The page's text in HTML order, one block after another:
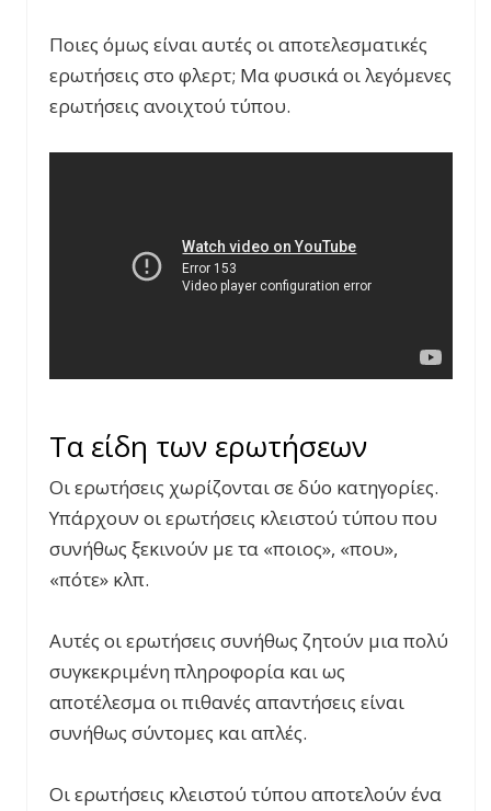
Ποιες όμως είναι αυτές οι αποτελεσματικές
ερωτήσεις στο φλερτ; Μα φυσικά οι λεγόμενες
ερωτήσεις ανοιχτού τύπου.
Τα είδη των ερωτήσεων
Οι ερωτήσεις χωρίζονται σε δύο κατηγορίες.
Υπάρχουν οι ερωτήσεις κλειστού τύπου που
συνήθως ξεκινούν με τα «ποιος», «που»,
«πότε» κλπ.
Αυτές οι ερωτήσεις συνήθως ζητούν μια πολύ
συγκεκριμένη πληροφορία και ως
αποτέλεσμα οι πιθανές απαντήσεις είναι
συνήθως σύντομες και απλές.
Οι ερωτήσεις κλειστού τύπου αποτελούν ένα